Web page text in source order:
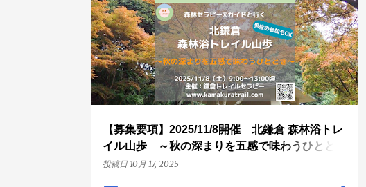
【募集要項】2025/11/8開催 北鎌倉 森林浴トレ
イル山歩 ～秋の深まりを五感で味わうひととき
～
投稿日 10月 17, 2025
ハイキング 山歩 募集要項 北鎌倉